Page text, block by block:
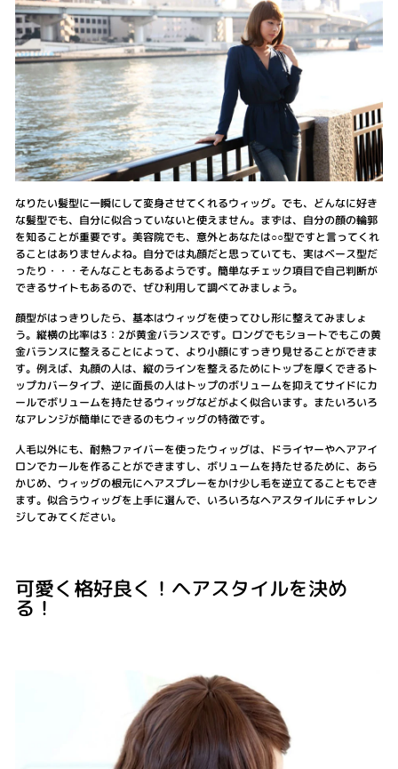
なりたい髪型に一瞬にして変身させてくれるウィッグ。でも、どんなに好き
な髪型でも、自分に似合っていないと使えません。まずは、自分の顔の輪郭
を知ることが重要です。美容院でも、意外とあなたは○○型ですと言ってくれ
ることはありませんよね。自分では丸顔だと思っていても、実はベース型だ
ったり・・・そんなこともあるようです。簡単なチェック項目で自己判断が
できるサイトもあるので、ぜひ利用して調べてみましょう。
顔型がはっきりしたら、基本はウィッグを使ってひし形に整えてみましょ
う。縦横の比率は3：2が黄金バランスです。ロングでもショートでもこの黄
金バランスに整えることによって、より小顔にすっきり見せることができま
す。例えば、丸顔の人は、縦のラインを整えるためにトップを厚くできるト
ップカバータイプ、逆に面長の人はトップのボリュームを抑えてサイドにカ
ールでボリュームを持たせるウィッグなどがよく似合います。またいろいろ
なアレンジが簡単にできるのもウィッグの特徴です。
人毛以外にも、耐熱ファイバーを使ったウィッグは、ドライヤーやヘアアイ
ロンでカールを作ることができますし、ボリュームを持たせるために、あら
かじめ、ウィッグの根元にヘアスプレーをかけ少し毛を逆立てることもでき
ます。似合うウィッグを上手に選んで、いろいろなヘアスタイルにチャレン
ジしてみてください。
可愛く格好良く！ヘアスタイルを決め
る！